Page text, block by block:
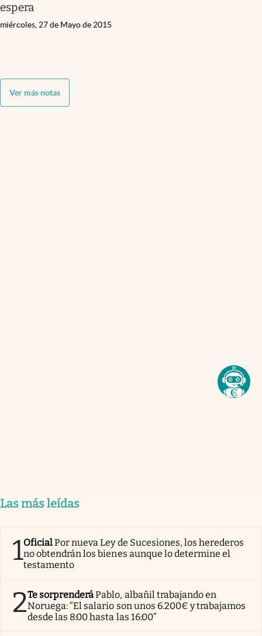
espera
miércoles, 27 de Mayo de 2015
Ver más notas
Las más leídas
1OficialPor nueva Ley de Sucesiones, los herederos
no obtendrán los bienes aunque lo determine el
testamento
2Te sorprenderáPablo, albañil trabajando en
Noruega: “El salario son unos 6.200€ y trabajamos
desde las 8:00 hasta las 16:00”